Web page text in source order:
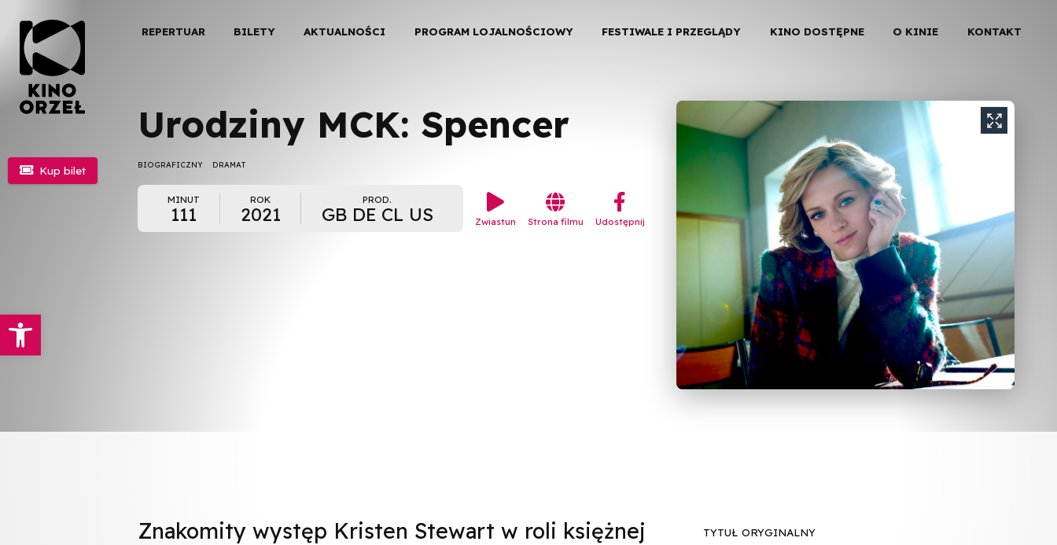
Otwórz pasek narzędzi
REPERTUAR BILETY AKTUALNOŚCI PROGRAM LOJALNOŚCIOWY FESTIWALE I PRZEGLĄDY KINO DOSTĘPNE O KINIE KONTAKT
Urodziny MCK: Spencer
BIOGRAFICZNY DRAMAT
MINUT
111
ROK
2021
PROD.
GB DE CL US

Zwiastun

Strona filmu
︁
Udostępnij
 Kup bilet
Znakomity występ Kristen Stewart w roli księżnej
TYTUŁ ORYGINALNY